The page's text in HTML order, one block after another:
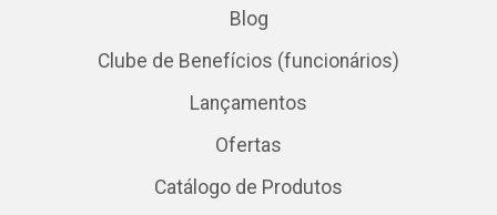
Blog
Clube de Benefícios (funcionários)
Lançamentos
Ofertas
Catálogo de Produtos